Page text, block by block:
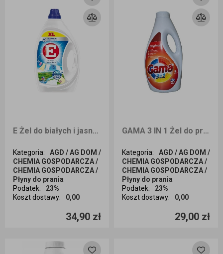
E Żel do białych i jasnych tkanin 54 prania 2430ml
Kategoria:
AGD / AG DOM /
CHEMIA GOSPODARCZA /
CHEMIA GOSPODARCZA /
Płyny do prania
Podatek:
23%
Koszt dostawy: 0,00
34,90 zł
Ilość sztuk
GAMA 3 IN 1 Żel do prania ORIGINAL 44 prania 1,98L
Kategoria:
AGD / AG DOM /
CHEMIA GOSPODARCZA /
CHEMIA GOSPODARCZA /
Płyny do prania
Podatek:
23%
Koszt dostawy: 0,00
29,00 zł
Ilość sztuk